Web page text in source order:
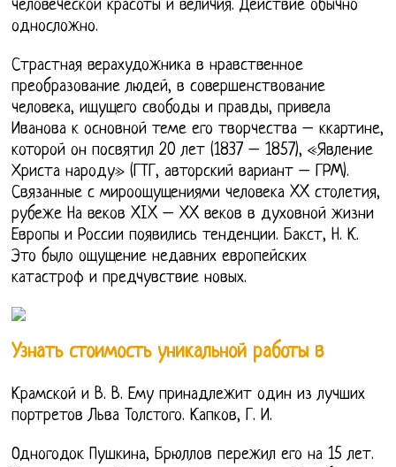
человеческой красоты и величия. Действие обычно
односложно.
Страстная верахудожника в нравственное
преобразование людей, в совершенствование
человека, ищущего свободы и правды, привела
Иванова к основной теме его творчества – ккартине,
которой он посвятил 20 лет (1837 – 1857), «Явление
Христа народу» (ГТГ, авторский вариант – ГРМ).
Связанные с мироощущениями человека XX столетия,
рубеже На веков XIX – XX веков в духовной жизни
Европы и России появились тенденции. Бакст, Н. К.
Это было ощущение недавних европейских
катастроф и предчувствие новых.
Узнать стоимость уникальной работы в
Крамской и В. В. Ему принадлежит один из лучших
портретов Льва Толстого. Капков, Г. И.
Одногодок Пушкина, Брюллов пережил его на 15 лет.